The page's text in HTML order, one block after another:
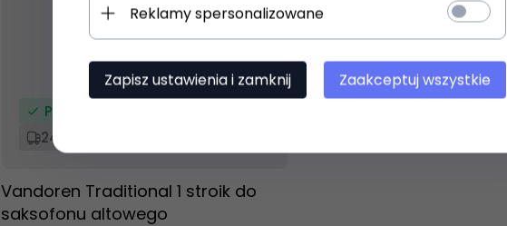
Produkt dostępny!
24 godziny
Vandoren Traditional 1 stroik do
saksofonu altowego
Reklamy spersonalizowane
Zapisz ustawienia i zamknij Zaakceptuj wszystkie